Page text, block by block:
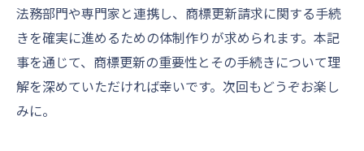
法務部門や専門家と連携し、商標更新請求に関する手続
きを確実に進めるための体制作りが求められます。本記
事を通じて、商標更新の重要性とその手続きについて理
解を深めていただければ幸いです。次回もどうぞお楽し
みに。